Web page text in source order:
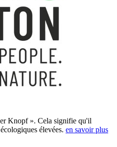
Knopf ». Cela signifie qu'il
élevées. en savoir plus